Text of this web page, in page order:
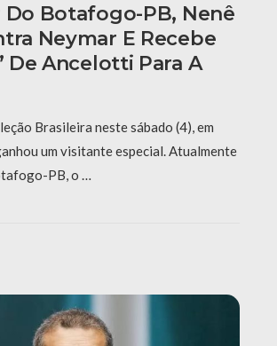
Botafogo-PB, Nenê
Neymar E Recebe
De Ancelotti Para A
Brasileira neste sábado (4), em
um visitante especial. Atualmente
PB, o …